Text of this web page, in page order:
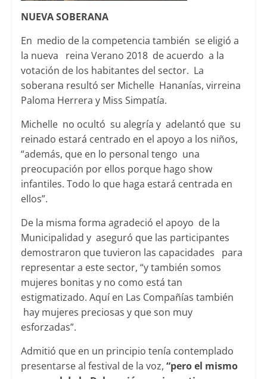
NUEVA SOBERANA
En medio de la competencia también se eligió a
la nueva reina Verano 2018 de acuerdo a la
votación de los habitantes del sector. La
soberana resultó ser Michelle Hananías, virreina
Paloma Herrera y Miss Simpatía.
Michelle no ocultó su alegría y adelantó que su
reinado estará centrado en el apoyo a los niños,
“además, que en lo personal tengo una
preocupación por ellos porque hago show
infantiles. Todo lo que haga estará centrada en
ellos”.
De la misma forma agradeció el apoyo de la
Municipalidad y aseguró que las participantes
demostraron que tuvieron las capacidades para
representar a este sector, “y también somos
mujeres bonitas y no como está tan
estigmatizado. Aquí en Las Compañías también
hay mujeres preciosas y que son muy
esforzadas”.
Admitió que en un principio tenía contemplado
presentarse al festival de la voz, “pero el mismo